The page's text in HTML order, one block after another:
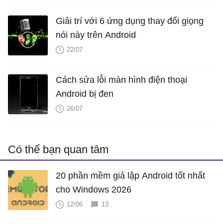
Giải trí với 6 ứng dụng thay đổi giọng
nói này trên Android
22/07
Cách sửa lỗi màn hình điện thoại
Android bị đen
26/07
Có thể bạn quan tâm
20 phần mềm giả lập Android tốt nhất
cho Windows 2026
12/06 13